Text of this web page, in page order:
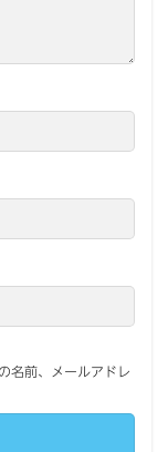
名前、メールアドレ